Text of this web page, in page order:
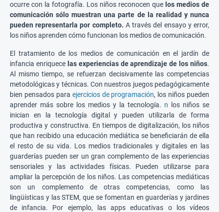
ocurre con la fotografía. Los niños reconocen que los medios de
comunicación sólo muestran una parte de la realidad y nunca
pueden representarla por completo. A través del ensayo y error,
los niños aprenden cómo funcionan los medios de comunicación.
El tratamiento de los medios de comunicación en el jardín de
infancia enriquece las experiencias de aprendizaje de los niños.
Al mismo tiempo, se refuerzan decisivamente las competencias
metodológicas y técnicas. Con nuestros juegos pedagógicamente
bien pensados para ejercicios de programación, los niños pueden
aprender más sobre los medios y la tecnología. n
los niños se
inician en la tecnología digital y pueden utilizarla de forma
productiva y constructiva. En tiempos de digitalización, los niños
que han recibido una educación mediática se beneficiarán de ella
el resto de su vida. Los medios tradicionales y digitales en las
guarderías pueden ser un gran complemento de las experiencias
sensoriales y las actividades físicas. Pueden utilizarse para
ampliar la percepción de los niños. Las competencias mediáticas
son un complemento de otras competencias, como las
lingüísticas y las STEM, que se fomentan en guarderías y jardines
de infancia. Por ejemplo, las apps educativas o los vídeos